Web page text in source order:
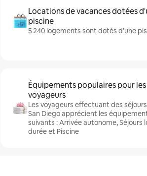
Locations de vacances dotées
piscine
5 240 logements sont dotés d'une
Équipements populaires pour les
voyageurs
Les voyageurs effectuant des
San Diego apprécient les
suivants : Arrivée autonome, Séjours
durée et Piscine